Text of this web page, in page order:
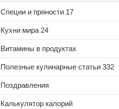
Специи и пряности 17
Кухни мира 24
Витамины в продуктах
Полезные кулинарные статьи 332
Поздравления
Калькулятор калорий